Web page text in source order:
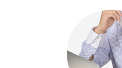
n
F
a
e
o
n
P
i